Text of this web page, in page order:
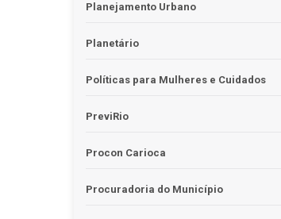
Planejamento Urbano
Planetário
Políticas para Mulheres e Cuidados
PreviRio
Procon Carioca
Procuradoria do Município